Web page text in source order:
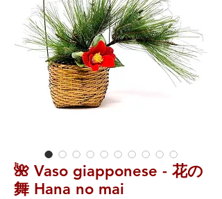
🌺 Vaso giapponese - 花の
舞 Hana no mai